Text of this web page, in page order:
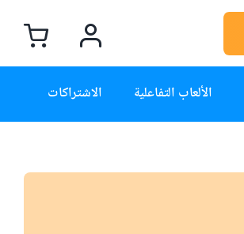
الألعاب التفاعلية الاشتراكات